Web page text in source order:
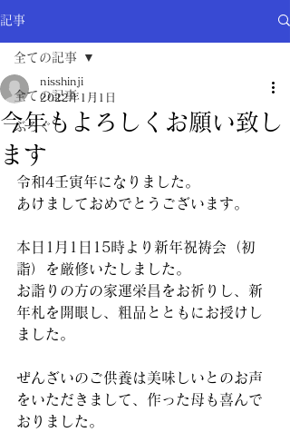
記事
全ての記事
ぶろぐ
全ての記事
今年もよろしくお願い致し
ます
nisshinji
2022年1月1日
令和4壬寅年になりました。
あけましておめでとうございます。
本日1月1日15時より新年祝祷会（初
詣）を厳修いたしました。
お詣りの方の家運栄昌をお祈りし、新
年札を開眼し、粗品とともにお授けし
ました。
ぜんざいのご供養は美味しいとのお声
をいただきまして、作った母も喜んで
おりました。